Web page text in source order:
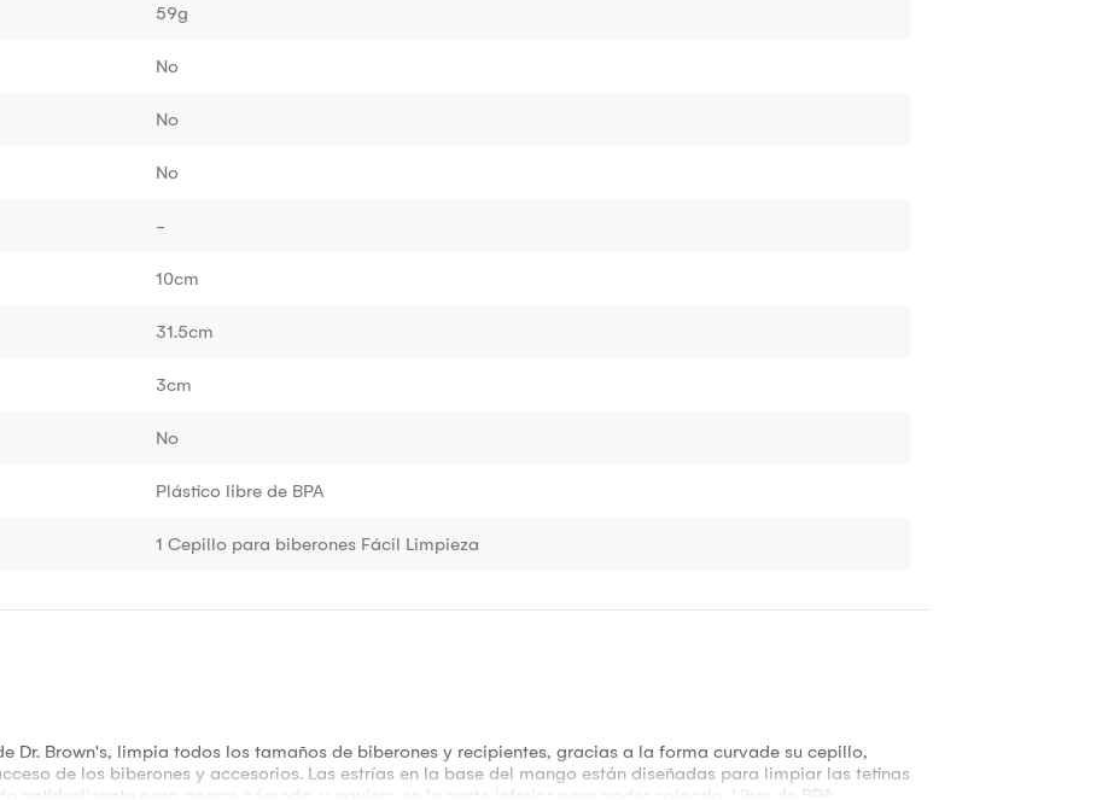
59g
No
No
No
-
10cm
31.5cm
3cm
No
Plástico libre de BPA
1 Cepillo para biberones Fácil Limpieza
Dr. Brown's, limpia todos los tamaños de biberones y recipientes, gracias a la forma curvade su cepillo,
de los biberones y accesorios. Las estrías en la base del mango están diseñadas para limpiar las tetinas
antideslizante para agarre cómodo. y agujero en la parte inferior para poder colgarlo. Libre de BPA.